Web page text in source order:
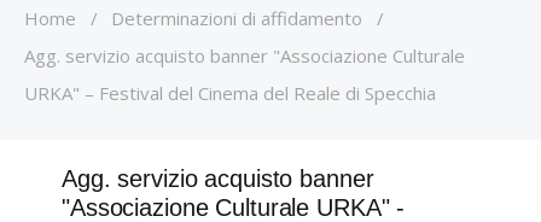
Home / Determinazioni di affidamento
/
Agg. servizio acquisto banner "Associazione Culturale
URKA" – Festival del Cinema del Reale di Specchia
Agg. servizio acquisto banner
"Associazione Culturale URKA" -